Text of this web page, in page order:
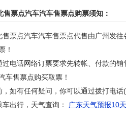
售票点汽车汽车售票点购票须知：
售票点汽车汽车售票点代售由广州发
！
过电话网络订票要求先转帐、付款的
车售票点购买取票！
，如有任何疑问，你可以通过拨打电话
出行，天气查询：
广东天气预报10天